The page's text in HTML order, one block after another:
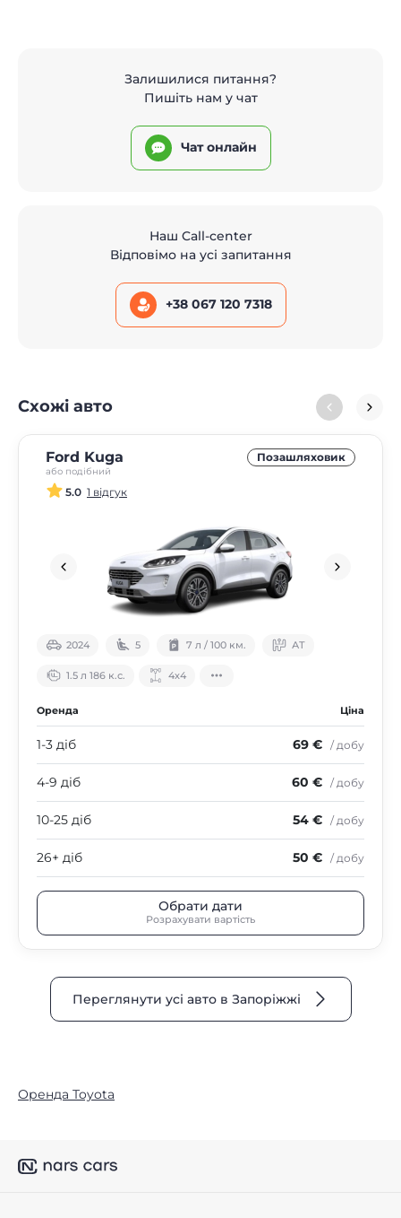
Залишилися питання?
Пишіть нам у чат
Чат онлайн
Наш Call-center
Відповімо на усі запитання
+38 067 120 7318
Схожі авто
Ford Kuga
або подібний
Позашляховик
5.0 1 відгук
2024 5 7 л / 100 км. АТ
1.5 л 186 к.с. 4х4
Оренда Ціна
1-3 діб 69 € / добу
4-9 діб 60 € / добу
10-25 діб 54 € / добу
26+ діб 50 € / добу
Обрати дати
Розрахувати вартість
Переглянути усі авто в Запоріжжі
Оренда Toyota